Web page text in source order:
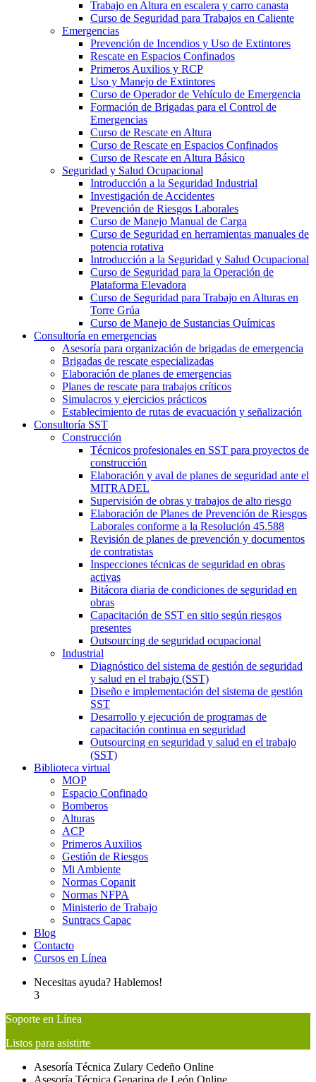
Trabajo en Altura en escalera y carro canasta
Curso de Seguridad para Trabajos en Caliente
Emergencias
Prevención de Incendios y Uso de Extintores
Rescate en Espacios Confinados
Primeros Auxilios y RCP
Uso y Manejo de Extintores
Curso de Operador de Vehículo de Emergencia
Formación de Brigadas para el Control de
Emergencias
Curso de Rescate en Altura
Curso de Rescate en Espacios Confinados
Curso de Rescate en Altura Básico
Seguridad y Salud Ocupacional
Introducción a la Seguridad Industrial
Investigación de Accidentes
Prevención de Riesgos Laborales
Curso de Manejo Manual de Carga
Curso de Seguridad en herramientas manuales de
potencia rotativa
Introducción a la Seguridad y Salud Ocupacional
Curso de Seguridad para la Operación de
Plataforma Elevadora
Curso de Seguridad para Trabajo en Alturas en
Torre Grúa
Curso de Manejo de Sustancias Químicas
Consultoría en emergencias
Asesoría para organización de brigadas de emergencia
Brigadas de rescate especializadas
Elaboración de planes de emergencias
Planes de rescate para trabajos críticos
Simulacros y ejercicios prácticos
Establecimiento de rutas de evacuación y señalización
Consultoría SST
Construcción
Técnicos profesionales en SST para proyectos de
construcción
Elaboración y aval de planes de seguridad ante el
MITRADEL
Supervisión de obras y trabajos de alto riesgo
Elaboración de Planes de Prevención de Riesgos
Laborales conforme a la Resolución 45.588
Revisión de planes de prevención y documentos
de contratistas
Inspecciones técnicas de seguridad en obras
activas
Bitácora diaria de condiciones de seguridad en
obras
Capacitación de SST en sitio según riesgos
presentes
Outsourcing de seguridad ocupacional
Industrial
Diagnóstico del sistema de gestión de seguridad
y salud en el trabajo (SST)
Diseño e implementación del sistema de gestión
SST
Desarrollo y ejecución de programas de
capacitación continua en seguridad
Outsourcing en seguridad y salud en el trabajo
(SST)
Biblioteca virtual
MOP
Espacio Confinado
Bomberos
Alturas
ACP
Primeros Auxilios
Gestión de Riesgos
Mi Ambiente
Normas Copanit
Normas NFPA
Ministerio de Trabajo
Suntracs Capac
Blog
Contacto
Cursos en Línea
Necesitas ayuda? Hablemos!
3
Soporte en Línea
Listos para asistirte
Asesoría Técnica Zulary Cedeño Online
Asesoría Técnica Genarina de León Online